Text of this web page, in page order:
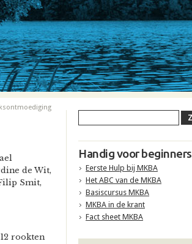
de Wit,
Smit,
rookten
Handig voor beginners
Eerste Hulp bij MKBA
Het ABC van de MKBA
Basiscursus MKBA
MKBA in de krant
Fact sheet MKBA